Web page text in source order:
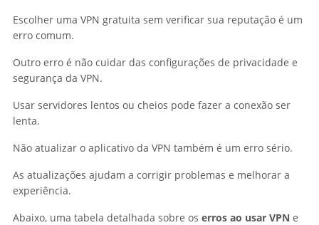
Escolher uma VPN gratuita sem verificar sua reputação é um
erro comum.
Outro erro é não cuidar das configurações de privacidade e
segurança da VPN.
Usar servidores lentos ou cheios pode fazer a conexão ser
lenta.
Não atualizar o aplicativo da VPN também é um erro sério.
As atualizações ajudam a corrigir problemas e melhorar a
experiência.
Abaixo, uma tabela detalhada sobre os erros ao usar VPN e